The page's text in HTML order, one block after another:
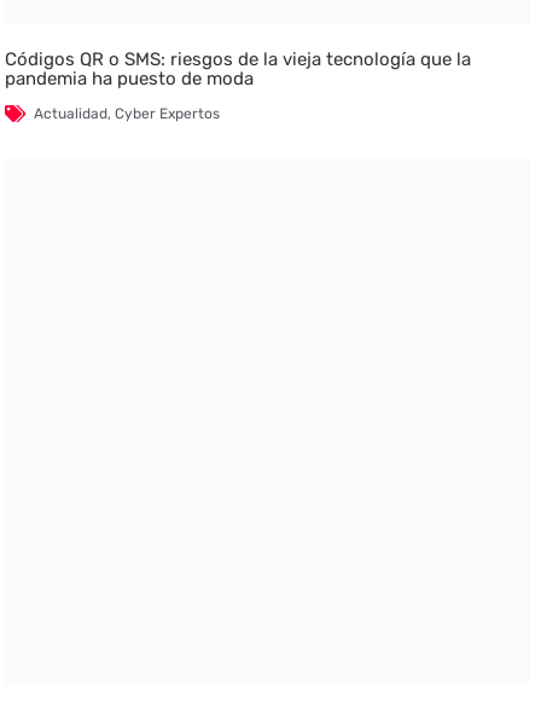
Códigos QR o SMS: riesgos de la vieja tecnología que la
pandemia ha puesto de moda
Actualidad,Cyber Expertos